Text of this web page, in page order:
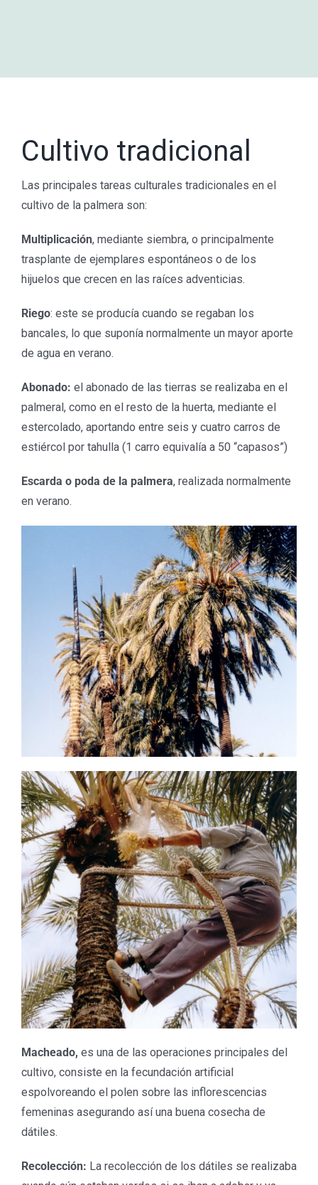
Cultivo tradicional
Las principales tareas culturales tradicionales en el
cultivo de la palmera son:
Multiplicación, mediante siembra, o principalmente
trasplante de ejemplares espontáneos o de los
hijuelos que crecen en las raíces adventicias.
Riego: este se producía cuando se regaban los
bancales, lo que suponía normalmente un mayor aporte
de agua en verano.
Abonado: el abonado de las tierras se realizaba en el
palmeral, como en el resto de la huerta, mediante el
estercolado, aportando entre seis y cuatro carros de
estiércol por tahulla (1 carro equivalía a 50 “capasos”)
Escarda o poda de la palmera, realizada normalmente
en verano.
Macheado, es una de las operaciones principales del
cultivo, consiste en la fecundación artificial
espolvoreando el polen sobre las inflorescencias
femeninas asegurando así una buena cosecha de
dátiles.
Recolección: La recolección de los dátiles se realizaba